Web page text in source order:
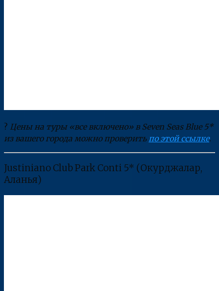
? Цены на туры «все включено» в Seven Seas Blue 5*
из вашего города можно проверитьпо этой ссылке.
Justiniano Club Park Conti 5* (Окурджалар,
Аланья)